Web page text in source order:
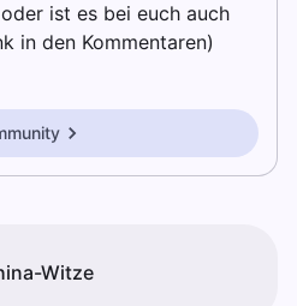
ist es bei euch auch
in den Kommentaren)
Witze